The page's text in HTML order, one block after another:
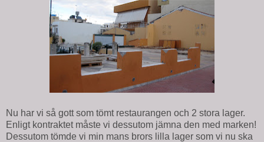
Nu har vi så gott som tömt restaurangen och 2 stora lager.
Enligt kontraktet måste vi dessutom jämna den med marken!
Dessutom tömde vi min mans brors lilla lager som vi nu ska